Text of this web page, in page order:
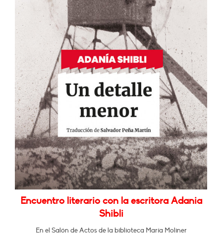
Encuentro literario con la escritora Adania
Shibli
En el Salón de Actos de la biblioteca María Moliner